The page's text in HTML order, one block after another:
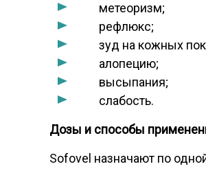
метеоризм;
рефлюкс;
зуд на кожных
алопецию;
высыпания;
слабость.
Дозы и способы
Sofovel назначают по